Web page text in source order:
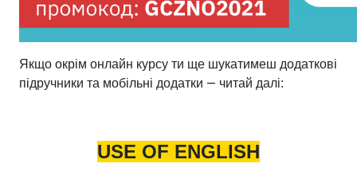
Якщо окрім онлайн курсу ти ще шукатимеш додаткові
підручники та мобільні додатки — читай далі:
USE OF ENGLISH